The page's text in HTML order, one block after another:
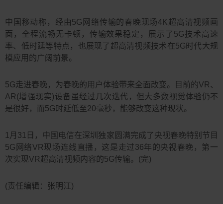
中国移动称，经由5G网络传输的春晚现场4K超高清视频画
面，全程流畅无卡顿，传输效果稳定，展示了5G技术高速
率、低时延等特点，也展现了超高清视频技术在5G时代大规
模应用的广阔前景。
5G走进春晚，为春晚的用户体验带来全面改变。目前的VR、
AR(增强现实)设备虽经过几次迭代，但大多数视觉体验仍不
是很好，而5G时延低至20毫秒，能够改变这种现状。
1月31日，中国电信在深圳独家圆满完成了央视春晚特别节目
5G网络VR现场连线直播，这是走过36年的央视春晚，第一
次实现VR超高清视频内容的5G传输。(完)
(责任编辑：张明江)